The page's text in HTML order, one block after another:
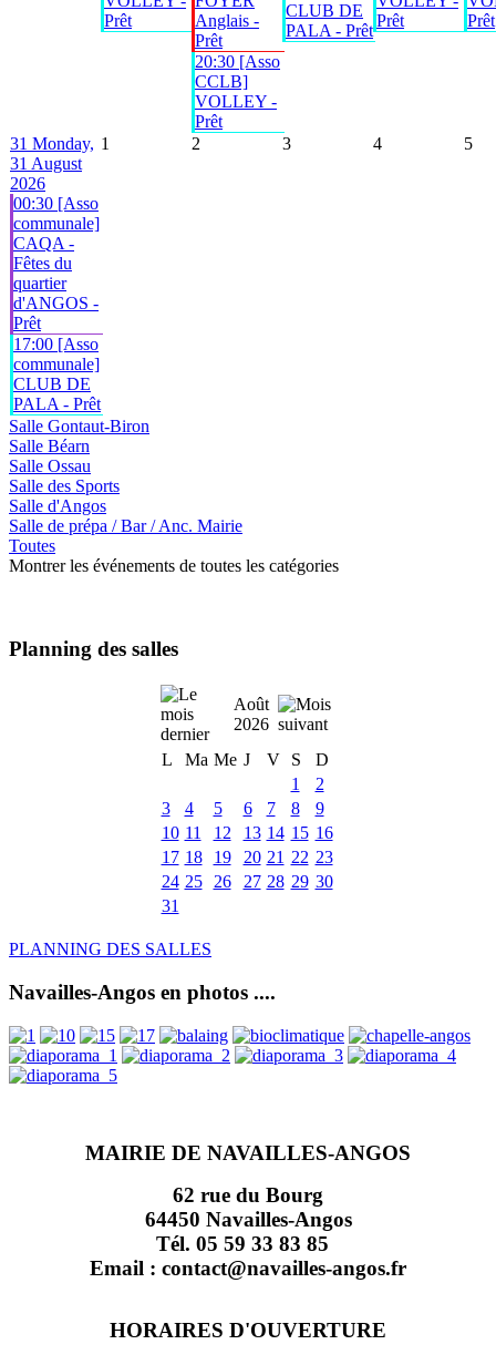
Prêt
Anglais -
Prêt
20:30 [Asso
CCLB]
VOLLEY -
Prêt
CLUB DE
PALA - Prêt
Prêt
Prêt
31 Monday,
31 August
2026
00:30 [Asso
communale]
CAQA -
Fêtes du
quartier
d'ANGOS -
Prêt
17:00 [Asso
communale]
CLUB DE
PALA - Prêt
1 2 3 4 5
Salle Gontaut-Biron
Salle Béarn
Salle Ossau
Salle des Sports
Salle d'Angos
Salle de prépa / Bar / Anc. Mairie
Toutes
Montrer les événements de toutes les catégories
Planning des salles
Août
2026
L
Ma Me J V S
D
1
2
3
4 5 6 7 8
9
10 11 12 13 14 15 16
17 18 19 20 21 22 23
24 25 26 27 28 29 30
31
PLANNING DES SALLES
Navailles-Angos en photos ....
MAIRIE DE NAVAILLES-ANGOS
62 rue du Bourg
64450 Navailles-Angos
Tél. 05 59 33 83 85
Email : contact@navailles-angos.fr
HORAIRES D'OUVERTURE